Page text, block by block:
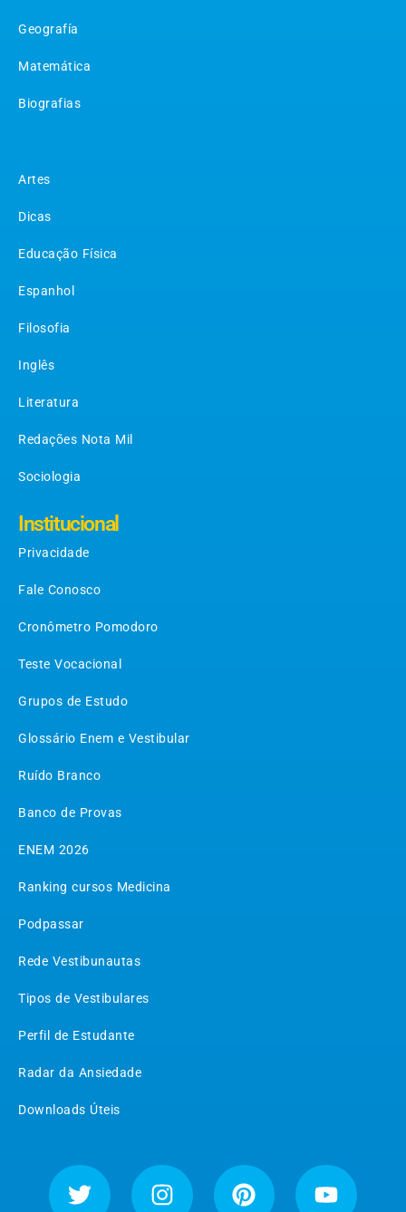
Geografía
Matemática
Biografias
Artes
Dicas
Educação Física
Espanhol
Filosofia
Inglês
Literatura
Redações Nota Mil
Sociologia
Institucional
Privacidade
Fale Conosco
Cronômetro Pomodoro
Teste Vocacional
Grupos de Estudo
Glossário Enem e Vestibular
Ruído Branco
Banco de Provas
ENEM 2026
Ranking cursos Medicina
Podpassar
Rede Vestibunautas
Tipos de Vestibulares
Perfil de Estudante
Radar da Ansiedade
Downloads Úteis